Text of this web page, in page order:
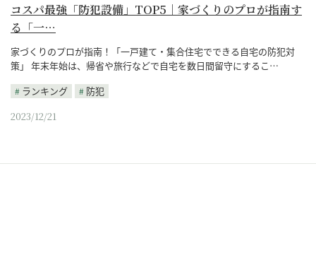
コスパ最強「防犯設備」TOP5｜家づくりのプロが指南す
る「一…
家づくりのプロが指南！「一戸建て・集合住宅でできる自宅の防犯対
策」 年末年始は、帰省や旅行などで自宅を数日間留守にするこ…
ランキング
防犯
2023/12/21